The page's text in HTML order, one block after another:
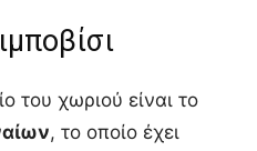
του χωριού είναι το
, το οποίο έχει